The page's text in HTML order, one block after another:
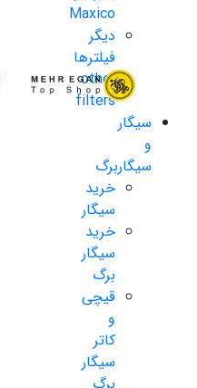
Maxico
دیگر
فیلترها
other
filters
سیگار
و
سیگاربرگ
خرید
سیگار
خرید
سیگار
برگ
قیچی
و
کاتر
سیگار